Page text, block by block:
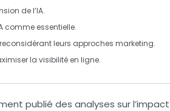
de l’IA.
comme essentielle.
leurs approches marketing.
la visibilité en ligne.
publié des analyses sur l’impact